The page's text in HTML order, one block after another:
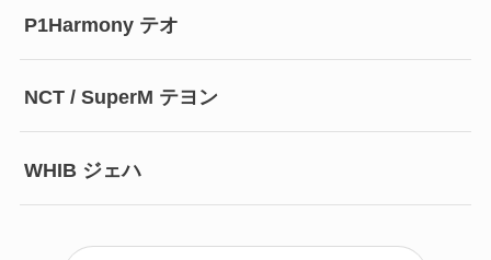
P1Harmony テオ
NCT / SuperM テヨン
WHIB ジェハ